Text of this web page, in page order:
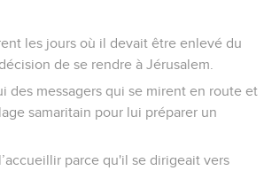
les jours où il devait être enlevé du
de se rendre à Jérusalem.
des messagers qui se mirent en route et
samaritain pour lui préparer un
parce qu'il se dirigeait vers